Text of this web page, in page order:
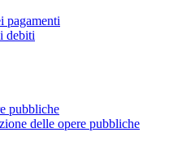
pagamenti
debiti
pubbliche
delle opere pubbliche